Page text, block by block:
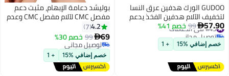
GUDOO الورك هدفين عرق النسا
لتخفيف الآلام هدفين الفخذ يدعم
الفخذ أوتار الركبة ضغط دعم التفاف
لتخفيف آلام عرق النسا
57.90
99خصم 41% #45 في الدعامات
توصيل مجاني
#45 في الدعامات
خصم إضافي %15 + 1
بوليشد دعامة الإبهام، مثبت دعم
مفصل CMC لآلام مفصل CMC وعدم
الاستقرار والتهاب الأوتار، دعامة دعم
الإبهام خفيفة الوزن وقابلة للتعديل
للرجال والنساء (رمادي - يمين)
4.2
7
69
99 خصم 30%
توصيل مجاني
توصيل مجاني
خصم إضافي %15 + 1